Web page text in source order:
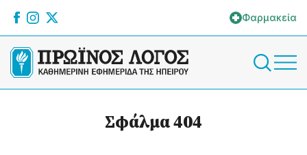
Φαρμακεία
Σφάλμα 404